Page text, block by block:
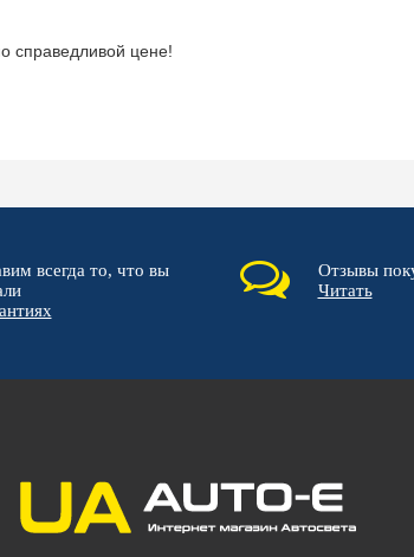
справедливой цене!
всегда то, что вы
Отзывы
Читать